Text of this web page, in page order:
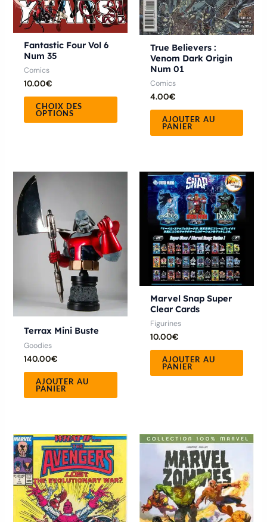
Fantastic Four Vol 6
Num 35
Comics
10.00€
CHOIX DES
OPTIONS
choisies
sur
True Believers :
Venom Dark Origin
Num 01
Comics
4.00€
AJOUTER AU
PANIER
Terrax Mini Buste
Goodies
140.00€
AJOUTER AU
PANIER
Marvel Snap Super
Clear Cards
Figurines
10.00€
AJOUTER AU
PANIER
Plage
de
prix :
9.00€
à
12.00€
Ce
variations.